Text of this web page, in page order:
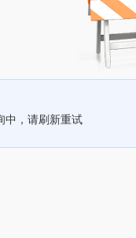
中，请刷新重试